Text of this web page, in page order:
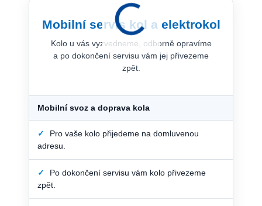
Mobilní servis kol a elektrokol
Kolo u vás vyzvedneme, odborně opravíme
a po dokončení servisu vám jej přivezeme
zpět.
Mobilní svoz a doprava kola
✓
Pro vaše kolo přijedeme na domluvenou
adresu.
✓
Po dokončení servisu vám kolo přivezeme
zpět.